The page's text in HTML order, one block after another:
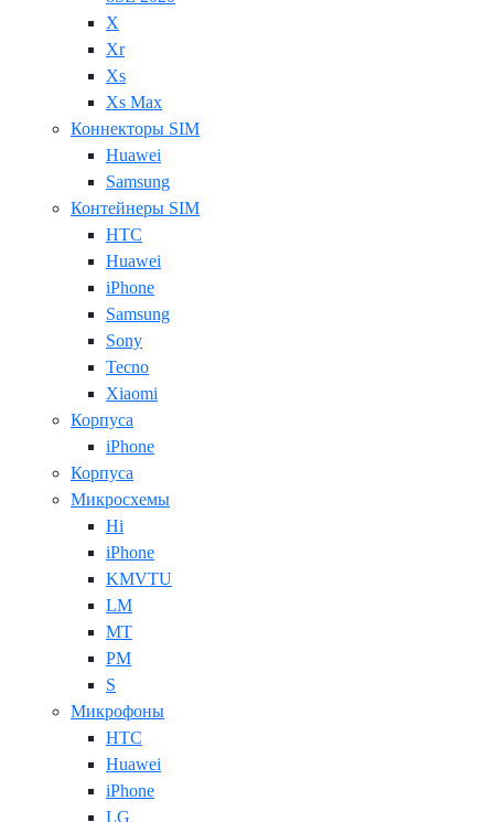
X
Xr
Xs
Xs Max
Коннекторы SIM
Huawei
Samsung
Контейнеры SIM
HTC
Huawei
iPhone
Samsung
Sony
Tecno
Xiaomi
Корпуса
iPhone
Корпуса
Микросхемы
Hi
iPhone
KMVTU
LM
MT
PM
S
Микрофоны
HTC
Huawei
iPhone
LG